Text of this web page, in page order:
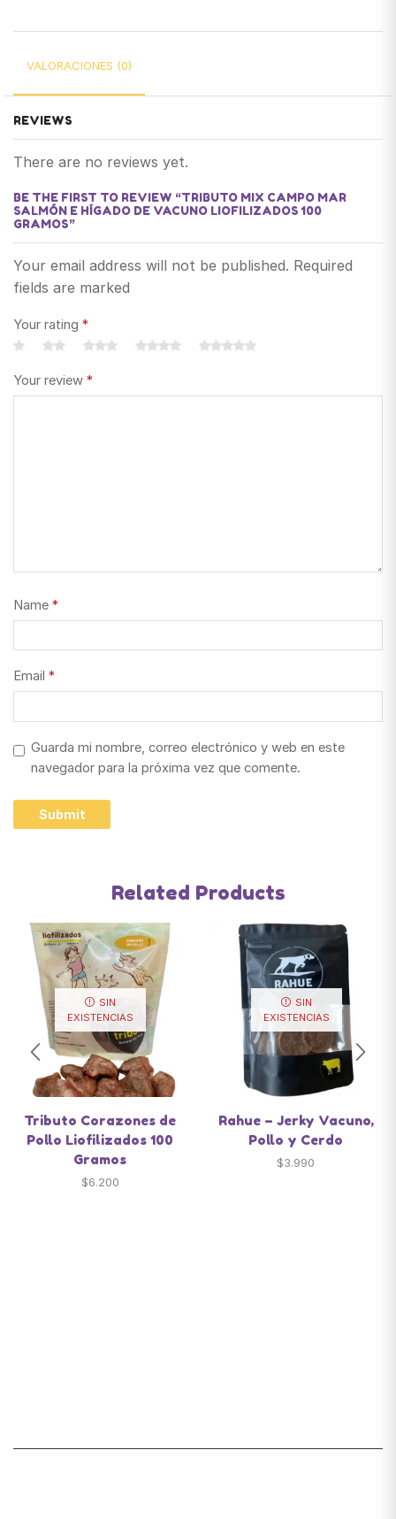
VALORACIONES (0)
REVIEWS
There are no reviews yet.
BE THE FIRST TO REVIEW “TRIBUTO MIX CAMPO MAR
SALMÓN E HÍGADO DE VACUNO LIOFILIZADOS 100
GRAMOS”
Your email address will not be published. Required
fields are marked
Your rating *
Your review *
Name *
Email *
Guarda mi nombre, correo electrónico y web en este
navegador para la próxima vez que comente.
Related Products
SIN
EXISTENCIAS
Tributo Corazones de
Pollo Liofilizados 100
Gramos
$6.200
SIN
EXISTENCIAS
Rahue – Jerky Vacuno,
Pollo y Cerdo
$3.990